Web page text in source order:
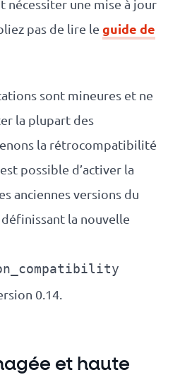
nécessiter une mise à jour
pas de lire le guide de
sont mineures et ne
la plupart des
la rétrocompatibilité
possible d’activer la
anciennes versions du
la nouvelle
0.14.
et haute